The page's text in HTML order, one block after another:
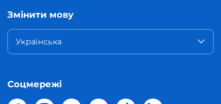
Змінити мову
Українська
Соцмережі